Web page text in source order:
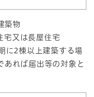
築物
宅又は長屋住宅
に2棟以上建築する場
あれば届出等の対象と